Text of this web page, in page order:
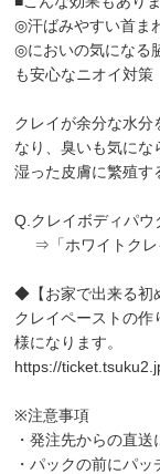
◎汗ばみやすい首ま
◎においの気になる
も安心なニオイ対策
クレイが余分な水分
なり、臭いも気にな
湿った皮膚に繁殖す
Q.クレイボディパウ
⇒「ホワイトクレ
◆【お家で出来る初
クレイペーストの作
様になります。
https://
※注意事項
・発注先からの直送
・パックの前にパッ